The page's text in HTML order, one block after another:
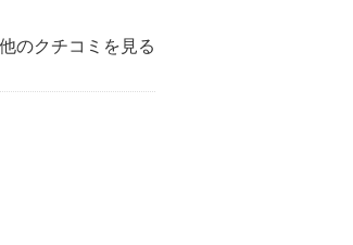
のクチコミを見る